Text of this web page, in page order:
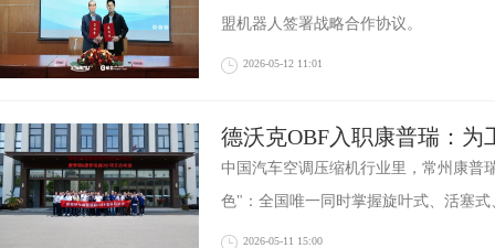
盟机器人签署战略合作协议。
2026-05-12 11:01
德沃克OBF入职康普瑞：为
中国汽车空调压缩机行业里，常州康普
色"：全国唯一同时掌握旋叶式、活塞
2026-05-11 15:00